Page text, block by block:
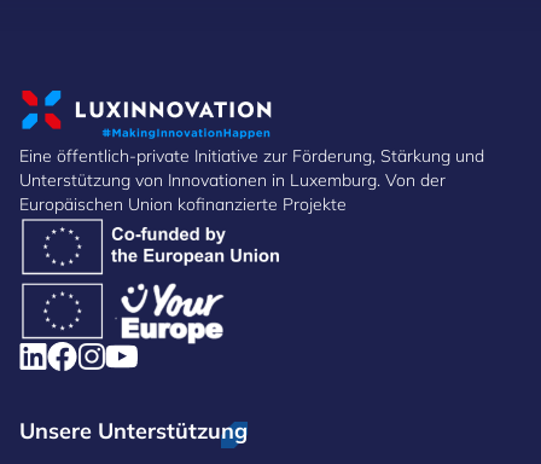
Eine öffentlich-private Initiative zur Förderung, Stärkung und
Unterstützung von Innovationen in Luxemburg. Von der
Europäischen Union kofinanzierte Projekte
Unsere Unterstützung